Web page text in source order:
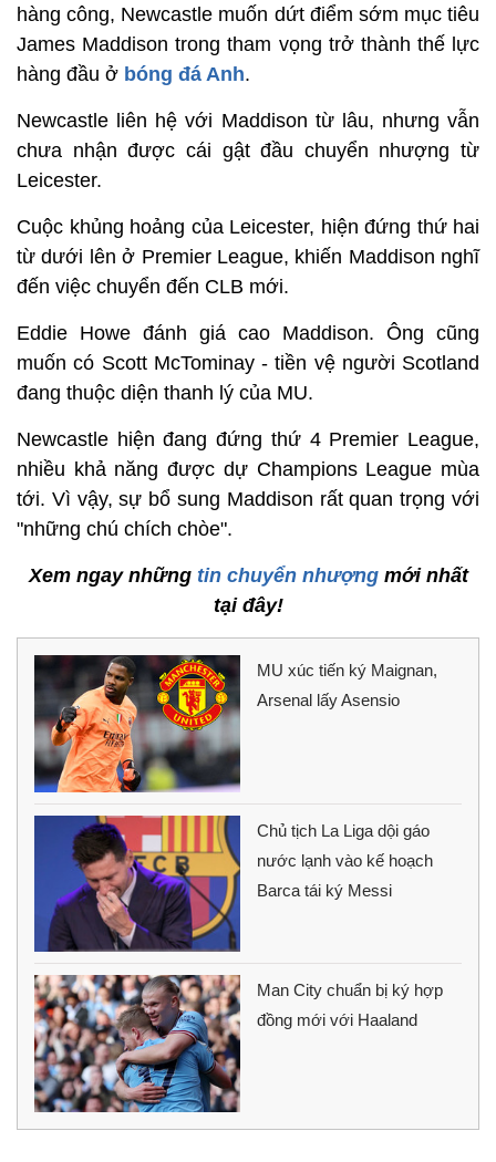
hàng công, Newcastle muốn dứt điểm sớm mục tiêu
James Maddison trong tham vọng trở thành thế lực
hàng đầu ở bóng đá Anh.
Newcastle liên hệ với Maddison từ lâu, nhưng vẫn
chưa nhận được cái gật đầu chuyển nhượng từ
Leicester.
Cuộc khủng hoảng của Leicester, hiện đứng thứ hai
từ dưới lên ở Premier League, khiến Maddison nghĩ
đến việc chuyển đến CLB mới.
Eddie Howe đánh giá cao Maddison. Ông cũng
muốn có Scott McTominay - tiền vệ người Scotland
đang thuộc diện thanh lý của MU.
Newcastle hiện đang đứng thứ 4 Premier League,
nhiều khả năng được dự Champions League mùa
tới. Vì vậy, sự bổ sung Maddison rất quan trọng với
"những chú chích chòe".
Xem ngay những tin chuyển nhượng mới nhất
tại đây!
MU xúc tiến ký Maignan,
Arsenal lấy Asensio
Chủ tịch La Liga dội gáo
nước lạnh vào kế hoạch
Barca tái ký Messi
Man City chuẩn bị ký hợp
đồng mới với Haaland